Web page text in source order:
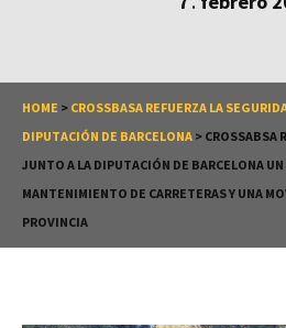
HOME > CROSSBASA REFUERZA LA
DIPUTACIÓN DE BARCELONA > CROSSABSA
JUNTO A LA DIPUTACIÓN DE BARCELONA UN
MANTENIMIENTO DE CARRETERAS Y UNA
PROVINCIA